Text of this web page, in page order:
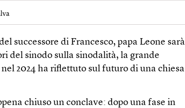
successore di Francesco, papa Leone sarà
del sinodo sulla sinodalità, la grande
nel 2024 ha riflettuto sul futuro di una chiesa
chiuso un conclave: dopo una fase in